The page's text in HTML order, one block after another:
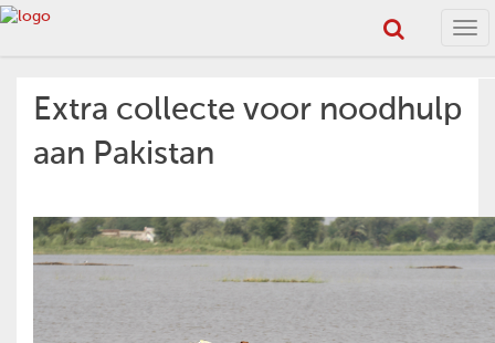
Extra collecte voor noodhulp
aan Pakistan